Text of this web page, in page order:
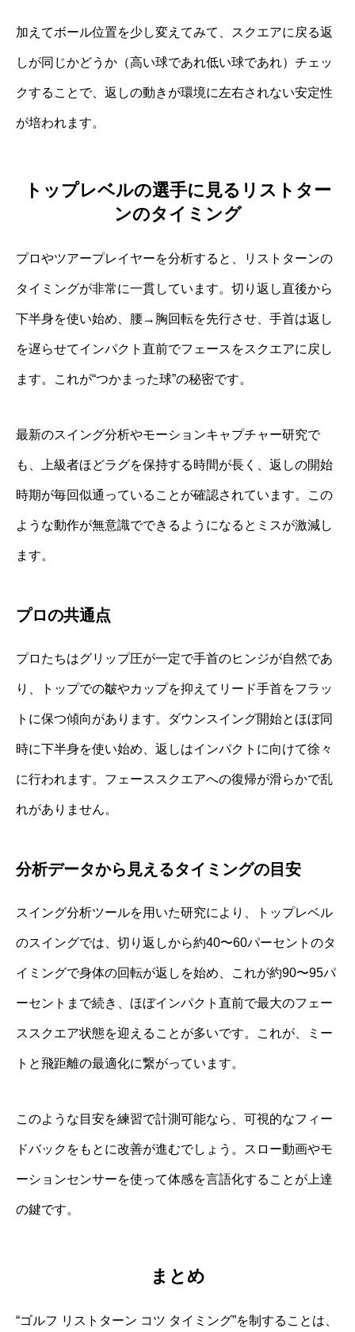
加えてボール位置を少し変えてみて、スクエアに戻る返
しが同じかどうか（高い球であれ低い球であれ）チェッ
クすることで、返しの動きが環境に左右されない安定性
が培われます。
トップレベルの選手に見るリストター
ンのタイミング
プロやツアープレイヤーを分析すると、リストターンの
タイミングが非常に一貫しています。切り返し直後から
下半身を使い始め、腰→胸回転を先行させ、手首は返し
を遅らせてインパクト直前でフェースをスクエアに戻し
ます。これが“つかまった球”の秘密です。
最新のスイング分析やモーションキャプチャー研究で
も、上級者ほどラグを保持する時間が長く、返しの開始
時期が毎回似通っていることが確認されています。この
ような動作が無意識でできるようになるとミスが激減し
ます。
プロの共通点
プロたちはグリップ圧が一定で手首のヒンジが自然であ
り、トップでの皺やカップを抑えてリード手首をフラッ
トに保つ傾向があります。ダウンスイング開始とほぼ同
時に下半身を使い始め、返しはインパクトに向けて徐々
に行われます。フェーススクエアへの復帰が滑らかで乱
れがありません。
分析データから見えるタイミングの目安
スイング分析ツールを用いた研究により、トップレベル
のスイングでは、切り返しから約40〜60パーセントのタ
イミングで身体の回転が返しを始め、これが約90〜95パ
ーセントまで続き、ほぼインパクト直前で最大のフェー
ススクエア状態を迎えることが多いです。これが、ミー
トと飛距離の最適化に繋がっています。
このような目安を練習で計測可能なら、可視的なフィー
ドバックをもとに改善が進むでしょう。スロー動画やモ
ーションセンサーを使って体感を言語化することが上達
の鍵です。
まとめ
“ゴルフ リストターン コツ タイミング”を制することは、